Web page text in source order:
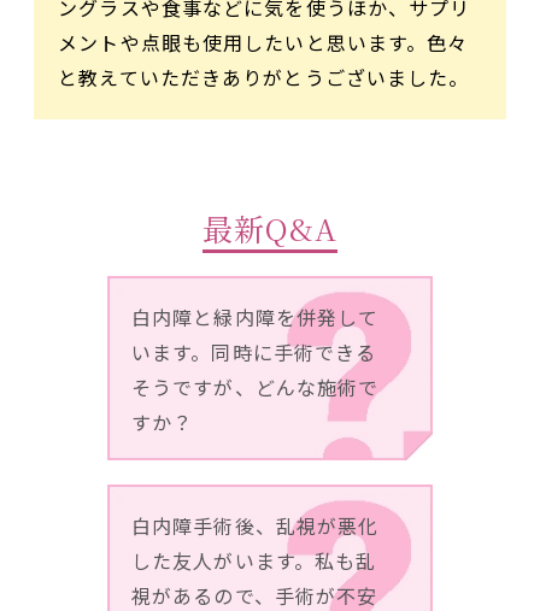
ングラスや食事などに気を使うほか、サプリ
メントや点眼も使用したいと思います。色々
と教えていただきありがとうございました。
最新Q&A
白内障と緑内障を併発して
います。同時に手術できる
そうですが、どんな施術で
すか？
⽩内障⼿術後、乱視が悪化
した友⼈がいます。私も乱
視があるので、⼿術が不安